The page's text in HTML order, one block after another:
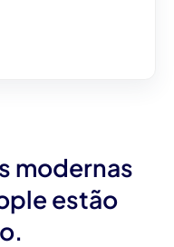
modernas
estão